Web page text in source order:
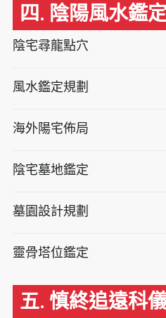
四. 陰陽風水鑑
陰宅尋龍點穴
風水鑑定規劃
海外陽宅佈局
陰宅墓地鑑定
墓園設計規劃
靈骨塔位鑑定
五. 慎終追遠科